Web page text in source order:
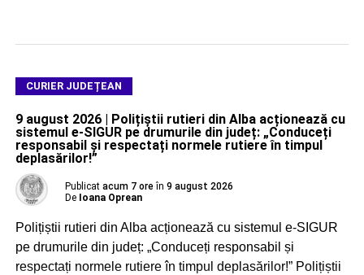
CURIER JUDEȚEAN
9 august 2026 | Polițiștii rutieri din Alba acționează cu
sistemul e-SIGUR pe drumurile din județ: „Conduceți
responsabil și respectați normele rutiere în timpul
deplasărilor!”
Publicat acum 7 ore în 9 august 2026
De Ioana Oprean
Polițiștii rutieri din Alba acționează cu sistemul e-SIGUR
pe drumurile din județ: „Conduceți responsabil și
respectați normele rutiere în timpul deplasărilor!” Polițiștii